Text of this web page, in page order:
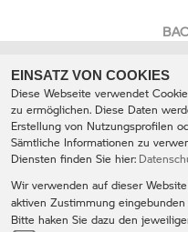
EINSATZ VON COOKIES
Diese Webseite verwendet
zu ermöglichen. Diese Daten
Erstellung von Nutzungsprofilen
Sämtliche Informationen zu
Diensten finden Sie hier:
Wir verwenden auf dieser
aktiven Zustimmung eingebunden
Bitte haken Sie dazu den